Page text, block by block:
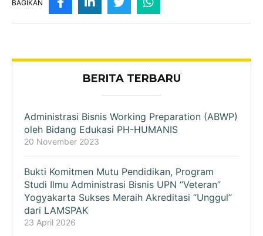
BAGIKAN
BERITA TERBARU
Administrasi Bisnis Working Preparation (ABWP)
oleh Bidang Edukasi PH-HUMANIS
20 November 2023
Bukti Komitmen Mutu Pendidikan, Program
Studi Ilmu Administrasi Bisnis UPN “Veteran”
Yogyakarta Sukses Meraih Akreditasi “Unggul”
dari LAMSPAK
23 April 2026